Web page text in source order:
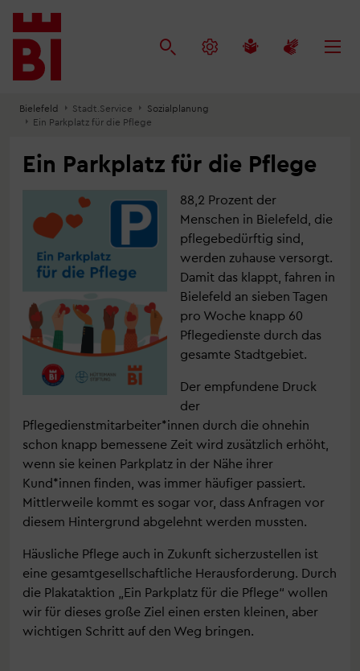
Inhalt
anspringen
Menü
anspringen
Suche
anspringen
Bielefeld Stadt.Service
Sozialplanung
Ein Parkplatz für die Pflege
Ein Parkplatz für die Pflege
88,2 Prozent der
Menschen in Bielefeld, die
pflegebedürftig sind,
werden zuhause versorgt.
Damit das klappt, fahren in
Bielefeld an sieben Tagen
pro Woche knapp 60
Pflegedienste durch das
gesamte Stadtgebiet.
Der empfundene Druck
der
Pflegedienstmitarbeiter*innen durch die ohnehin
schon knapp bemessene Zeit wird zusätzlich erhöht,
wenn sie keinen Parkplatz in der Nähe ihrer
Kund*innen finden, was immer häufiger passiert.
Mittlerweile kommt es sogar vor, dass Anfragen vor
diesem Hintergrund abgelehnt werden mussten.
Häusliche Pflege auch in Zukunft sicherzustellen ist
eine gesamtgesellschaftliche Herausforderung. Durch
die Plakataktion „Ein Parkplatz für die Pflege“ wollen
wir für dieses große Ziel einen ersten kleinen, aber
wichtigen Schritt auf den Weg bringen.